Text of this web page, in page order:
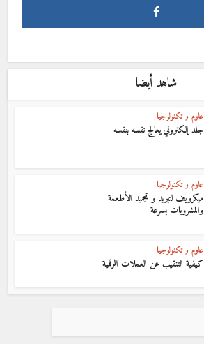
شاهد أيضا
علوم و تكنولوجيا
جلد إلكتروني يعالج نفسه بنفسه
علوم و تكنولوجيا
ميكرويف لتبريد و تجميد الأطعمة
والمشروبات بسرعة
علوم و تكنولوجيا
كيفية التنقيب عن العملات الرقمية